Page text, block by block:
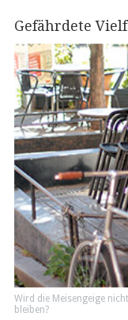
Gefährdete
Wird die Meisengeige
bleiben?